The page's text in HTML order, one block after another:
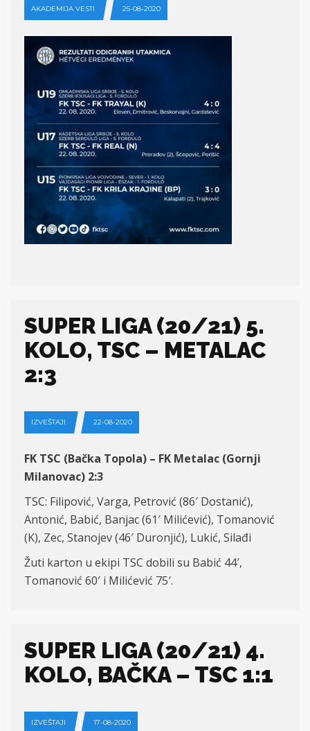
AKADEMIJA VESTI 25-08-2020
SUPER LIGA (20/21) 5.
KOLO, TSC – METALAC
2:3
IZVEŠTAJI 22-08-2020
FK TSC (Bačka Topola) – FK Metalac (Gornji
Milanovac) 2:3
TSC: Filipović, Varga, Petrović (86′ Dostanić),
Antonić, Babić, Banjac (61′ Milićević), Tomanović
(K), Zec, Stanojev (46′ Duronjić), Lukić, Silađi
Žuti karton u ekipi TSC dobili su Babić 44′,
Tomanović 60′ i Milićević 75′.
SUPER LIGA (20/21) 4.
KOLO, BAČKA – TSC 1:1
IZVEŠTAJI 17-08-2020